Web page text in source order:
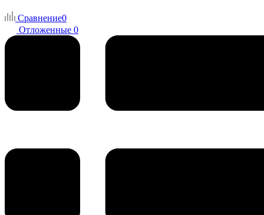
Сравнение0
Отложенные 0